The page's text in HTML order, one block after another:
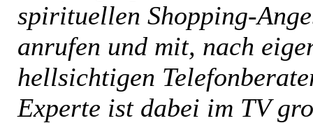
spirituellen Shopping-
anrufen und mit, nach
hellsichtigen
Experte ist dabei im TV